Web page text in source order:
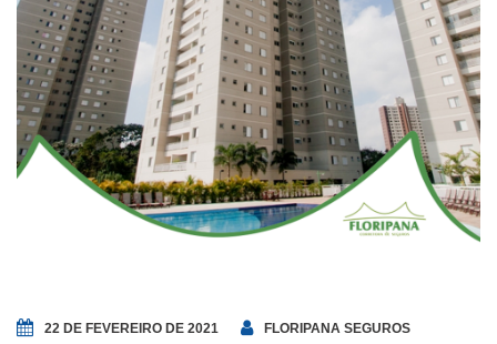
22 DE FEVEREIRO DE 2021 FLORIPANA SEGUROS